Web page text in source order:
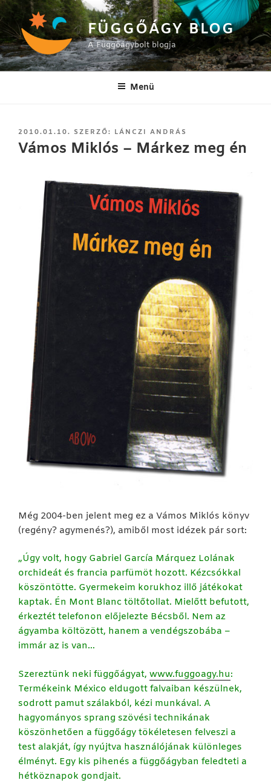
Tartalomhoz
FÜGGŐÁGY BLOG
A Függőágybolt blogja
Menü
BEKÜLDVE:
2010.01.10. SZERZŐ: LÁNCZI ANDRÁS
Vámos Miklós – Márkez meg én
Még 2004-ben jelent meg ez a Vámos Miklós könyv
(regény? agymenés?), amiből most idézek pár sort:
„Úgy volt, hogy Gabriel García Márquez Lolának
orchideát és francia parfümöt hozott. Kézcsókkal
köszöntötte. Gyermekeim korukhoz illő játékokat
kaptak. Én Mont Blanc töltőtollat. Mielőtt befutott,
érkeztét telefonon előjelezte Bécsből. Nem az
ágyamba költözött, hanem a vendégszobába –
immár az is van…
Szereztünk neki függőágyat, www.fuggoagy.hu:
Termékeink México eldugott falvaiban készülnek,
sodrott pamut szálakból, kézi munkával. A
hagyományos sprang szövési technikának
köszönhetően a függőágy tökéletesen felveszi a
test alakját, így nyújtva használójának különleges
élményt. Egy kis pihenés a függőágyban feledteti a
hétköznapok gondjait.